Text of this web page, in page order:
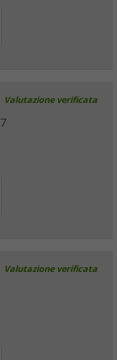
Valutazione verificata
Valutazione verificata